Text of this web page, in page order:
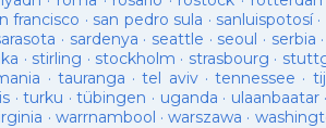
francisco · san pedro sula · sanluispotosí·
· sardenya · seattle · seoul · serbia ·
· stirling · stockholm · strasbourg ·
· tauranga ·tel aviv·tennessee ·
·turku ·tübingen · uganda · ulaanbaatar·
· warrnambool ·warszawa ·